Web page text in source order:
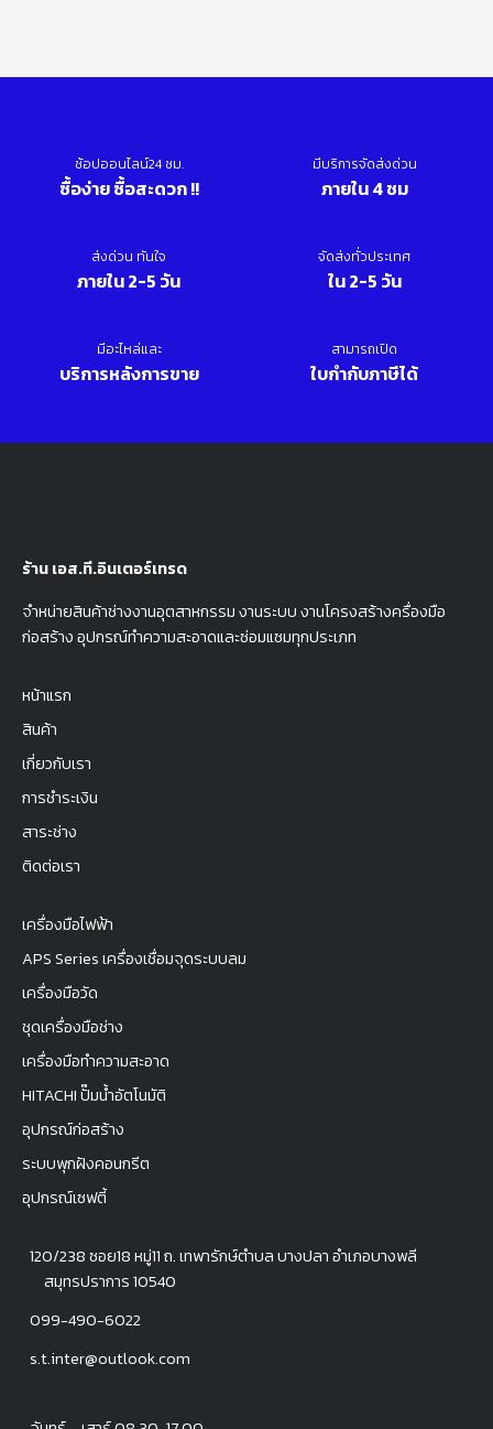
ร้าน เอส.ที.อินเตอร์เทรด
จำหน่ายสินค้าช่างงานอุตสาหกรรม งานระบบ งานโครงสร้างครื่องมือ
ก่อสร้าง อุปกรณ์ทำความสะอาดและซ่อมแซมทุกประเภท
หน้าแรก
สินค้า
เกี่ยวกับเรา
การชำระเงิน
สาระช่าง
ติดต่อเรา
เครื่องมือไฟฟ้า
APS Series เครื่องเชื่อมจุดระบบลม
เครื่องมือวัด
ชุดเครื่องมือช่าง
เครื่องมือทำความสะอาด
HITACHI ปั๊มน้ำอัตโนมัติ
อุปกรณ์ก่อสร้าง
ระบบพุกฝังคอนกรีต
อุปกรณ์เซฟตี้
120/238 ซอย18 หมู่11 ถ. เทพารักษ์ตำบล บางปลา อำเภอบางพลี
สมุทรปราการ 10540
099-490-6022
s.t.inter@outlook.com
ช้อปออนไลน์24 ชม.
ซื้อง่าย ซื้อสะดวก !!
มีบริการจัดส่งด่วน
ภายใน 4 ชม
ส่งด่วน ทันใจ
ภายใน 2-5 วัน
จัดส่งทั่วประเทศ
ใน 2-5 วัน
มีอะไหล่และ
บริการหลังการขาย
สามารถเปิด
ใบกำกับภาษีได้